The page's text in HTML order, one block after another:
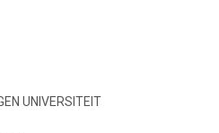
UNIVERSITEIT